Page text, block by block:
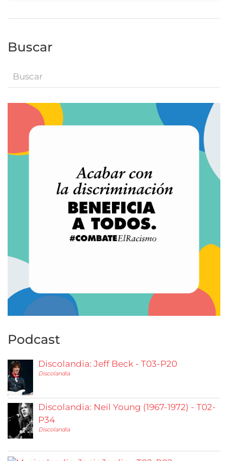
Buscar
Podcast
Discolandia: Jeff Beck - T03-P20
Discolandia
Discolandia: Neil Young (1967-1972) - T02-
P34
Discolandia